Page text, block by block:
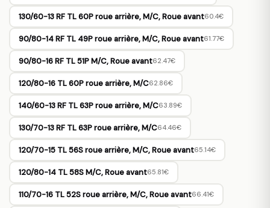
130/60-13 RF TL 60P roue arrière, M/C, Roue avant60.4€
90/80-14 RF TL 49P roue arrière, M/C, Roue avant61.77€
90/80-16 RF TL 51P M/C, Roue avant62.47€
120/80-16 TL 60P roue arrière, M/C62.86€
140/60-13 RF TL 63P roue arrière, M/C63.89€
130/70-13 RF TL 63P roue arrière, M/C64.46€
120/70-15 TL 56S roue arrière, M/C, Roue avant65.14€
120/80-14 TL 58S M/C, Roue avant65.81€
110/70-16 TL 52S roue arrière, M/C, Roue avant66.41€